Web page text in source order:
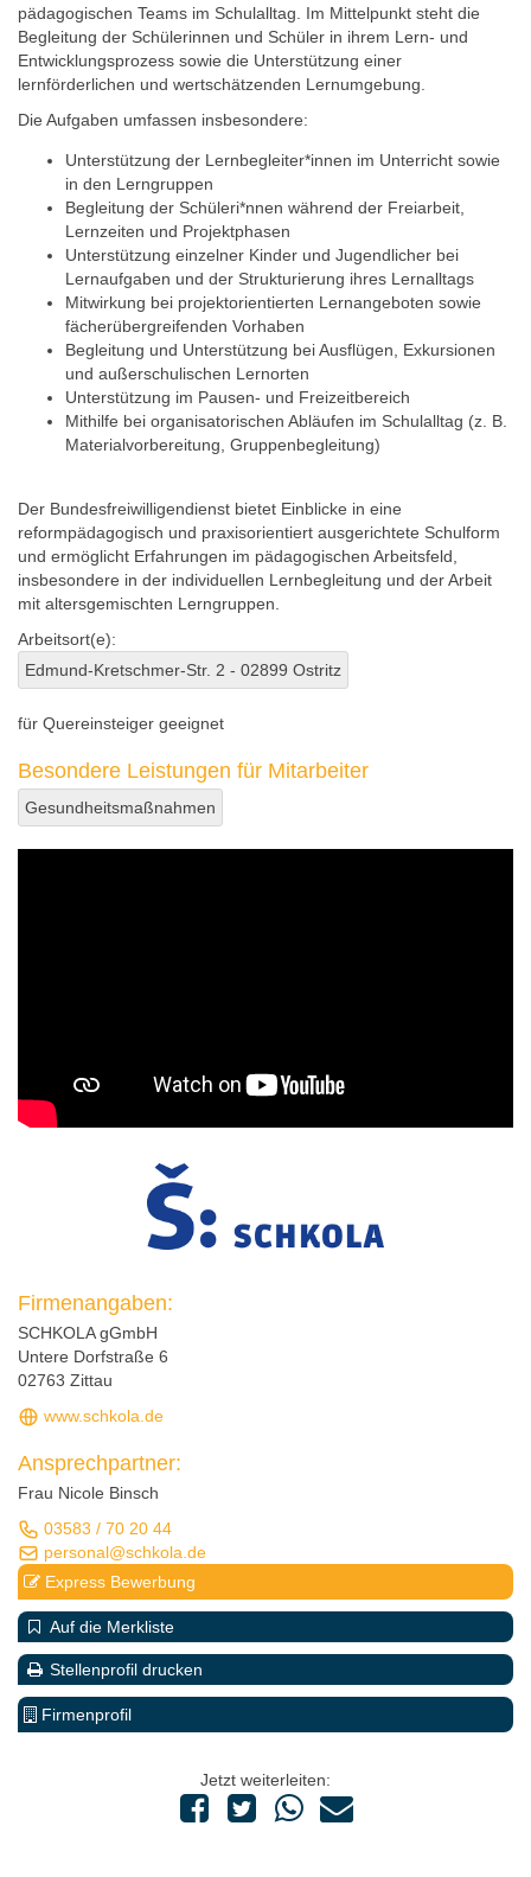
pädagogischen Teams im Schulalltag. Im Mittelpunkt steht die
Begleitung der Schülerinnen und Schüler in ihrem Lern- und
Entwicklungsprozess sowie die Unterstützung einer
lernförderlichen und wertschätzenden Lernumgebung.
Die Aufgaben umfassen insbesondere:
Unterstützung der Lernbegleiter*innen im Unterricht sowie
in den Lerngruppen
Begleitung der Schüleri*nnen während der Freiarbeit,
Lernzeiten und Projektphasen
Unterstützung einzelner Kinder und Jugendlicher bei
Lernaufgaben und der Strukturierung ihres Lernalltags
Mitwirkung bei projektorientierten Lernangeboten sowie
fächerübergreifenden Vorhaben
Begleitung und Unterstützung bei Ausflügen, Exkursionen
und außerschulischen Lernorten
Unterstützung im Pausen- und Freizeitbereich
Mithilfe bei organisatorischen Abläufen im Schulalltag (z. B.
Materialvorbereitung, Gruppenbegleitung)
Der Bundesfreiwilligendienst bietet Einblicke in eine
reformpädagogisch und praxisorientiert ausgerichtete Schulform
und ermöglicht Erfahrungen im pädagogischen Arbeitsfeld,
insbesondere in der individuellen Lernbegleitung und der Arbeit
mit altersgemischten Lerngruppen.
Arbeitsort(e):
Edmund-Kretschmer-Str. 2 - 02899 Ostritz
für Quereinsteiger geeignet
Besondere Leistungen für Mitarbeiter
Gesundheitsmaßnahmen
Firmenangaben:
SCHKOLA gGmbH
Untere Dorfstraße 6
02763 Zittau
www.schkola.de
Ansprechpartner:
Frau Nicole Binsch
03583 / 70 20 44
personal@schkola.de
Express Bewerbung
Auf die Merkliste
Stellenprofil drucken
Firmenprofil
Jetzt weiterleiten: